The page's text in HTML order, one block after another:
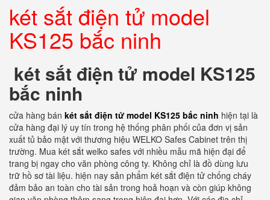
két sắt điện tử model
KS125 bắc ninh
két sắt điện tử model KS125
bắc ninh
cửa hàng bán két sắt điện tử model KS125 bắc ninh hiện tại là
cửa hàng đại lý uy tín trong hệ thống phân phối của đơn vị sản
xuất tủ bảo mật với thương hiệu WELKO Safes Cabinet trên thị
trường. Mua két sắt welko safes với nhiều mẫu mã hiện đại để
trang bị ngay cho văn phòng công ty. Không chỉ là đồ dùng lưu
trữ hồ sơ tài liệu. hiện nay sản phẩm két sắt điện tử chống cháy
đảm bảo an toàn cho tài sản trong hoả hoạn và còn giúp không